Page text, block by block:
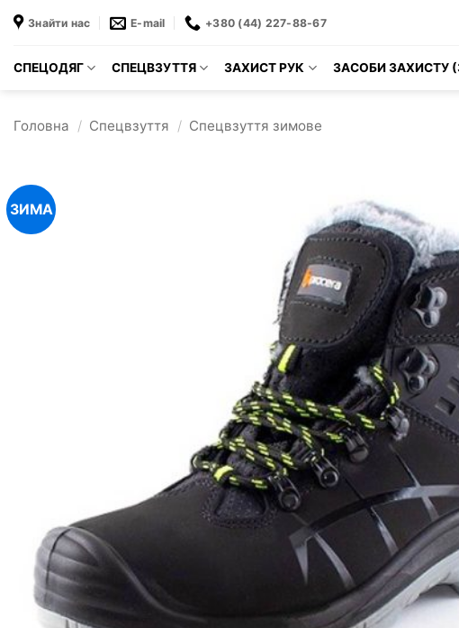
Знайти нас E-mail +380 (44) 227-88-67
СПЕЦОДЯГ СПЕЦВЗУТТЯ ЗАХИСТ РУК ЗАСОБИ ЗАХИСТУ
Головна / Спецвзуття / Спецвзуття зимове
ЗИМА